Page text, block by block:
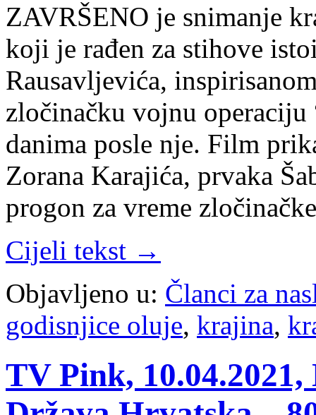
ZAVRŠENO je snimanje
koji je rađen za stihove
Rausavljevića,
zločinačku vojnu
danima posle nje. Film
Zorana Karajića, prvaka
progon za vreme
Cijeli tekst →
Objavljeno u: Članci za
godisnjice oluje, krajina,
TV Pink,